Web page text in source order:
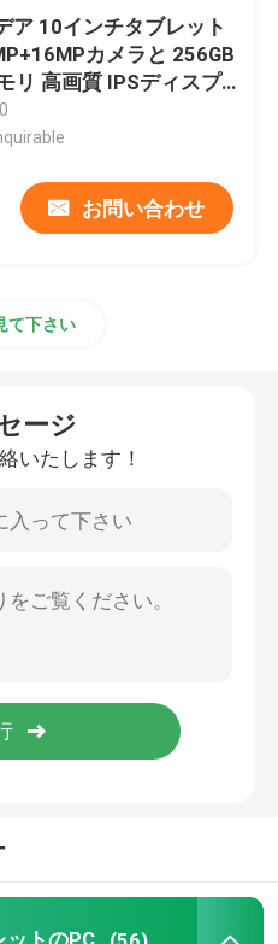
ットのPC
ト
ケース
ア 10インチタブレット
カメラと 256GB
リ 高画質 IPSディスプ
プラス
お問い合わせ
て下さい
ージ
いたします！